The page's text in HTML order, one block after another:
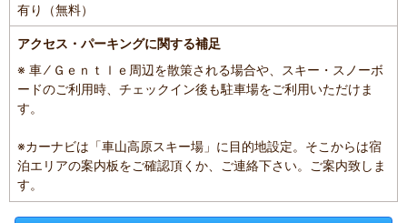
有り（無料）
アクセス・パーキングに関する補足
※ 車 ⁄ Ｇｅｎｔｌｅ周辺を散策される場合や、スキー・スノーボ
ードのご利用時、チェックイン後も駐車場をご利用いただけま
す。
※カーナビは「車山高原スキー場」に目的地設定。そこからは宿
泊エリアの案内板をご確認頂くか、ご連絡下さい。ご案内致しま
す。